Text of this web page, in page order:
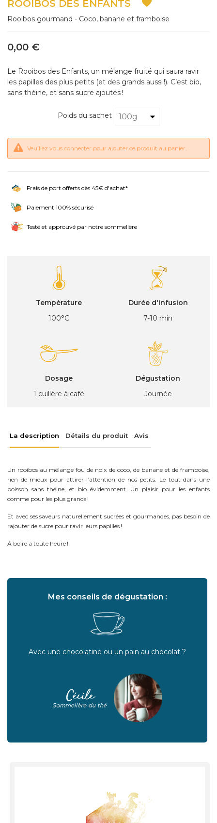
ROOIBOS DES ENFANTS 
Rooibos gourmand - Coco, banane et framboise
0,00 €
Le Rooibos des Enfants, un mélange fruité qui saura ravir
les papilles des plus petits (et des grands aussi !). C’est bio,
sans théine, et sans sucre ajoutés !
Poids du sachet
Veuillez vous connecter pour ajouter ce produit au panier.
Frais de port offerts dès 45€ d'achat*
Paiement 100% sécurisé
Testé et approuvé par notre sommelière
Température
100°C
Durée d'infusion
7-10 min
Dosage
1 cuillère à café
Dégustation
Journée
La description Détails du produit Avis
Un rooibos au mélange fou de noix de coco, de banane et de framboise,
rien de mieux pour attirer l’attention de nos petits. Le tout dans une
boisson sans théine, et bio évidemment. Un plaisir pour les enfants
comme pour les plus grands !
Et avec ses saveurs naturellement sucrées et gourmandes, pas besoin de
rajouter de sucre pour ravir leurs papilles !
À boire à toute heure !
Mes conseils de dégustation :
Avec une chocolatine ou un pain au chocolat ?